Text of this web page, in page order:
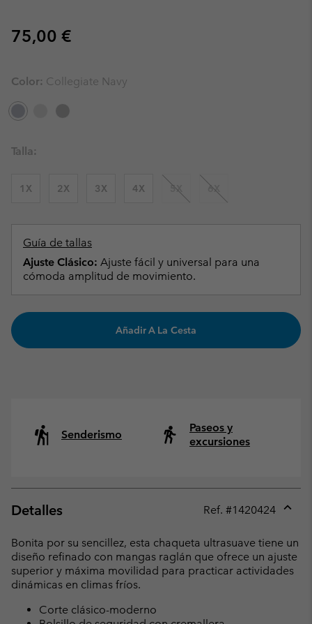
Regular price:
75,00 €
Color: Collegiate Navy
Talla:
1X 2X 3X 4X 5X 6X
Guía de tallas
Ajuste Clásico: Ajuste fácil y universal para una
cómoda amplitud de movimiento.
Añadir A La Cesta
Senderismo
Paseos y
excursiones
Detalles Ref. #1420424
Bonita por su sencillez, esta chaqueta ultrasuave tiene un
diseño refinado con mangas raglán que ofrece un ajuste
superior y máxima movilidad para practicar actividades
dinámicas en climas fríos.
Corte clásico-moderno